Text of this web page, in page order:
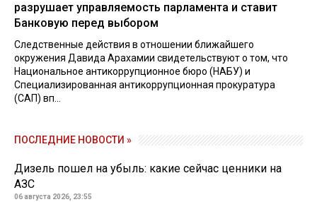
разрушает управляемость парламента и ставит
Банковую перед выбором
Следственные действия в отношении ближайшего
окружения Давида Арахамии свидетельствуют о том, что
Национальное антикоррупционное бюро (НАБУ) и
Специализированная антикоррупционная прокуратура
(САП) вп...
ПОСЛЕДНИЕ НОВОСТИ »
Дизель пошел на убыль: какие сейчас ценники на
АЗС
06 августа 2026, 23:55